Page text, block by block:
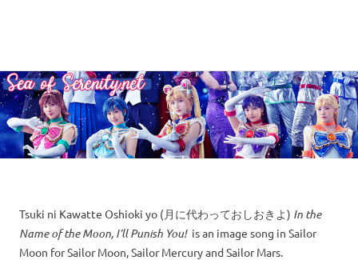
Skip
to
content
of
Serenity.Net
Moon
fansite
featuring
translations,
lyrics,
and
to
series!
Tsuki ni Kawatte Oshioki yo (月に代わっておしおきよ) In the
Name of the Moon, I’ll Punish You! is an image song in Sailor
Moon for Sailor Moon, Sailor Mercury and Sailor Mars.